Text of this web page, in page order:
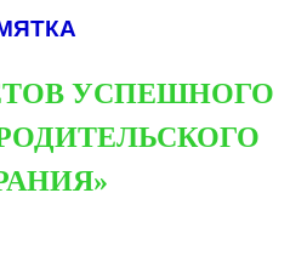
УСПЕШНОГО